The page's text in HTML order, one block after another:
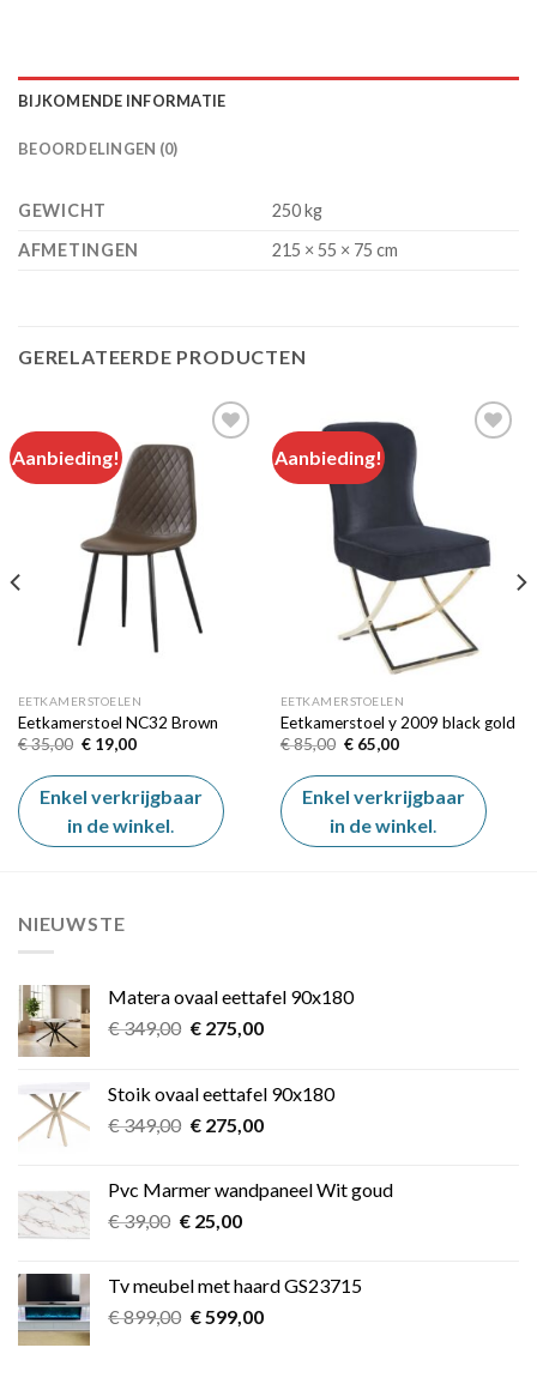
BIJKOMENDE INFORMATIE
BEOORDELINGEN (0)
GEWICHT
250 kg
AFMETINGEN
215 × 55 × 75 cm
GERELATEERDE PRODUCTEN
Aanbieding!
wishlist
EETKAMERSTOELEN
Eetkamerstoel NC32 Brown
€35,00 Oorspronkelijke
was:
€ 35,00.
€19,00Huidige
is:
€ 19,00.
Enkel verkrijgbaar
in de winkel.
Aanbieding!
EETKAMERSTOELEN
Eetkamerstoel y 2009 black gold
€85,00 Oorspronkelijke
was:
€ 85,00.
€65,00Huidige
is:
€ 65,00.
Enkel verkrijgbaar
in de winkel.
NIEUWSTE
Matera ovaal eettafel 90x180
€349,00 Oorspronkelijke
€ 349,00.
€275,00Huidige
€ 275,00.
Stoik ovaal eettafel 90x180
€349,00 Oorspronkelijke
€ 349,00.
€275,00Huidige
€ 275,00.
Pvc Marmer wandpaneel Wit goud
€39,00 Oorspronkelijke
€ 39,00.
€25,00Huidige
€ 25,00.
Tv meubel met haard GS23715
€899,00 Oorspronkelijke
€599,00Huidige